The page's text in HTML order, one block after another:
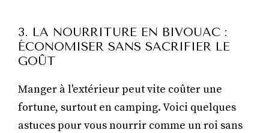
3. LA NOURRITURE EN BIVOUAC :
ÉCONOMISER SANS SACRIFIER LE
GOÛT
Manger à l'extérieur peut vite coûter une
fortune, surtout en camping. Voici quelques
astuces pour vous nourrir comme un roi sans